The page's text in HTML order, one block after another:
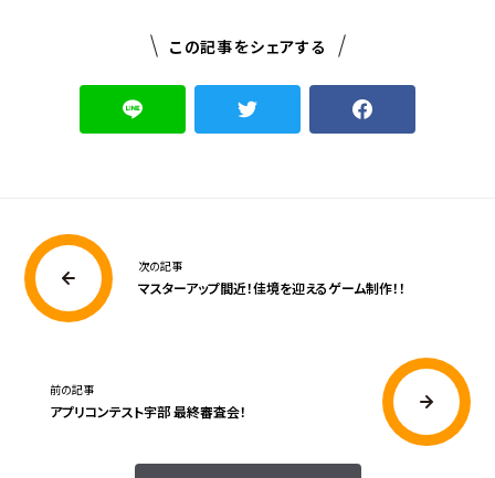
この記事をシェアする
次の記事
マスターアップ間近！佳境を迎えるゲーム制作！！
前の記事
アプリコンテスト宇部 最終審査会！